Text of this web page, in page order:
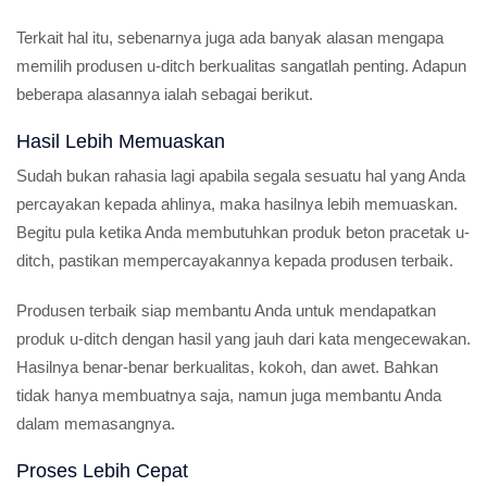
Terkait hal itu, sebenarnya juga ada banyak alasan mengapa
memilih produsen u-ditch berkualitas sangatlah penting. Adapun
beberapa alasannya ialah sebagai berikut.
Hasil Lebih Memuaskan
Sudah bukan rahasia lagi apabila segala sesuatu hal yang Anda
percayakan kepada ahlinya, maka hasilnya lebih memuaskan.
Begitu pula ketika Anda membutuhkan produk beton pracetak u-
ditch, pastikan mempercayakannya kepada produsen terbaik.
Produsen terbaik siap membantu Anda untuk mendapatkan
produk u-ditch dengan hasil yang jauh dari kata mengecewakan.
Hasilnya benar-benar berkualitas, kokoh, dan awet. Bahkan
tidak hanya membuatnya saja, namun juga membantu Anda
dalam memasangnya.
Proses Lebih Cepat